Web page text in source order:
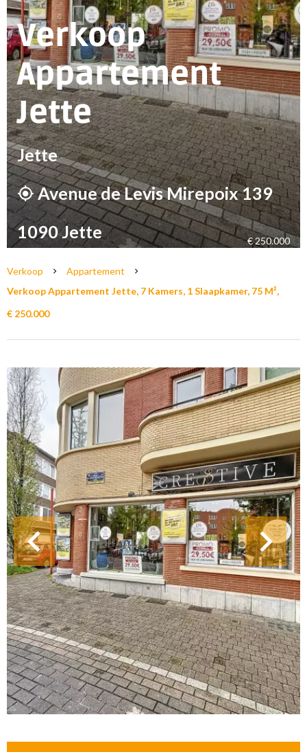
Verkoop
Appartement
Jette
Jette
Avenue de Levis Mirepoix 139
1090 Jette
€ 250.000
Verkoop
Appartement
Verkoop Appartement Jette, 7 Kamers, 1 Slaapkamer, 75 M²,
€ 250.000